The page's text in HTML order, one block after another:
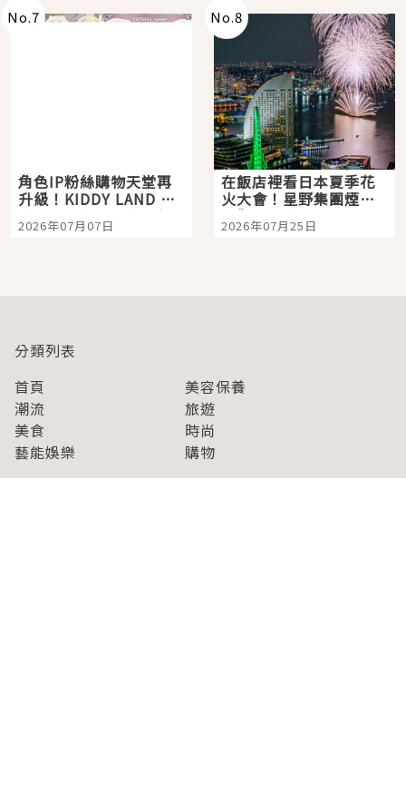
No.7
角色IP粉絲購物天堂再
升級！KIDDY LAND 原
宿店吉伊卡哇迎客，新
開幕 OMOKADO 店3分
2026年07月07日
No.8
在飯店裡看日本夏季花
火大會！星野集團煙火
景觀飯店6選，讓你不用
人擠人悠閒欣賞
2026年07月25日
分類列表
首頁
美容保養
潮流
旅遊
美食
時尚
藝能娛樂
購物